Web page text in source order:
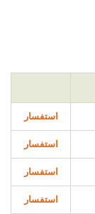
استفسار
استفسار
استفسار
استفسار